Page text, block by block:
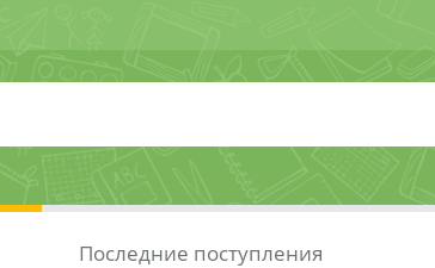
Последние поступления